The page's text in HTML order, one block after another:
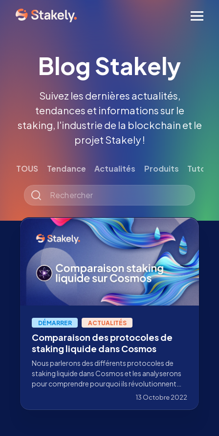
Blog Stakely
Suivez les dernières actualités,
tendances et informations sur le
staking, l'industrie de la blockchain et le
projet Stakely !
TOUS Tendance Actualités Produits Tutoriel
DÉMARRER ACTUALITÉS
Comparaison des protocoles de
staking liquide dans Cosmos
Nous parlerons des différents protocoles de
staking liquide dans Cosmos et les analyserons
pour comprendre pourquoi ils révolutionnent
13 Octobre 2022